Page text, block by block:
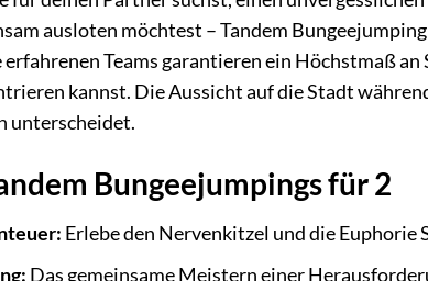
ausloten möchtest – Tandem
erfahrenen Teams garantieren ein Höchstmaß
kannst. Die Aussicht auf die Stadt
unterscheidet.
Bungeejumpings für 2
Erlebe den Nervenkitzel und die Euphorie
Das gemeinsame Meistern einer